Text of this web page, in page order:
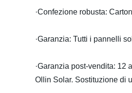
·Confezione robusta:
·Garanzia: Tutti i pannelli
·Garanzia post-vendita: 12
Ollin Solar. Sostituzione di